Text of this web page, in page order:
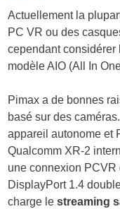
Actuellement la
PC VR ou des
cependant considérer
modèle AIO (All In
Pimax a de bonnes
basé sur des
appareil autonome et
Qualcomm XR-2
une connexion
DisplayPort 1.4
charge le streaming